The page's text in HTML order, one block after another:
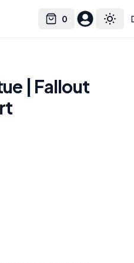
0
Cart
Select language
| Fallout